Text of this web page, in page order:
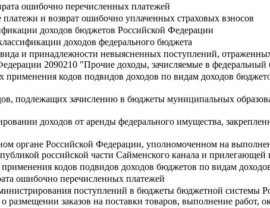
ошибочно перечисленных платежей
и возврат ошибочно уплаченных страховых взносов
доходов бюджетов Российской Федерации
доходов федерального бюджета
и принадлежности невыясненных поступлений,
2090210 "Прочие доходы, зачисляемые в
применения кодов подвидов доходов по видам доходов
подлежащих зачислению в бюджеты муниципальных
доходов от аренды федерального имущества,
органе Российской Федерации, уполномоченном на
российской части Сайменского канала и
кодов подвидов доходов бюджетов по видам
ошибочно перечисленных платежей
поступлений в бюджеты бюджетной системы
размещении заказов на поставки товаров, выполнение